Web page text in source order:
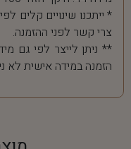
* ייתכנו שינויים קלים
צרי קשר לפני ההזמנה.
** ניתן לייצר לפי גם
הזמנה במידה אישית לא